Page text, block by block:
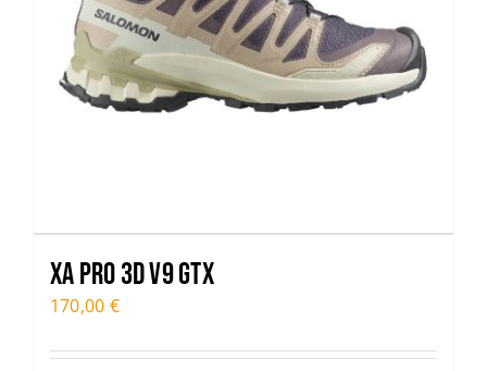
XA PRO 3D V9 GTX
170,00 €